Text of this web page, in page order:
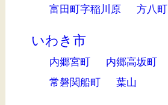
富田町字稲川原
方八町
いわき市
内郷宮町 内郷高坂町
常磐関船町
葉山